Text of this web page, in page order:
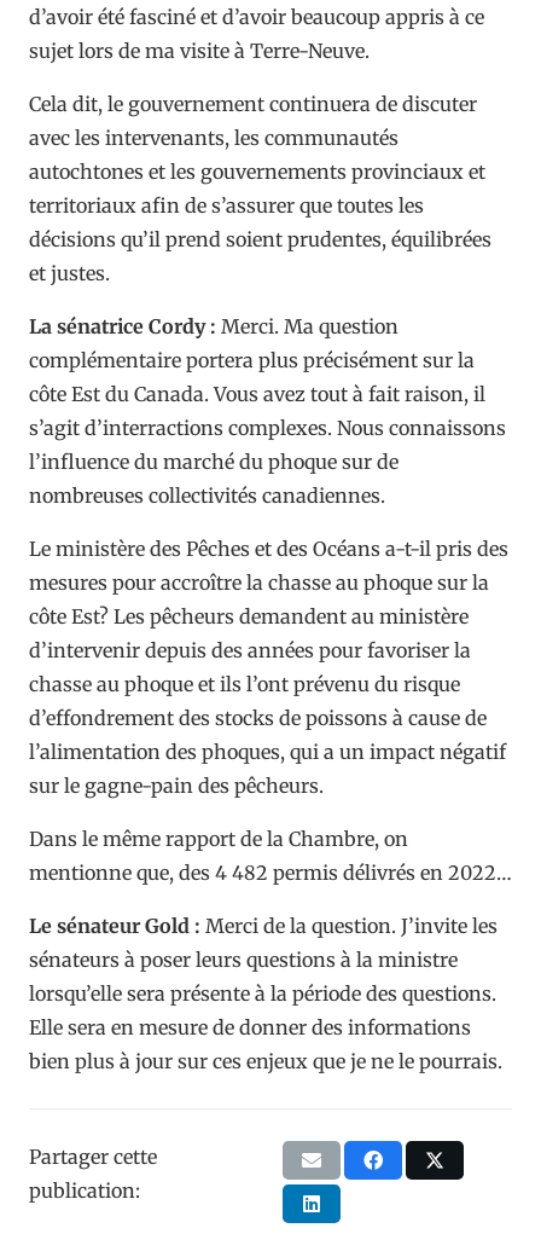
d’avoir été fasciné et d’avoir beaucoup appris à ce
sujet lors de ma visite à Terre-Neuve.
Cela dit, le gouvernement continuera de discuter
avec les intervenants, les communautés
autochtones et les gouvernements provinciaux et
territoriaux afin de s’assurer que toutes les
décisions qu’il prend soient prudentes, équilibrées
et justes.
La sénatrice Cordy : Merci. Ma question
complémentaire portera plus précisément sur la
côte Est du Canada. Vous avez tout à fait raison, il
s’agit d’interractions complexes. Nous connaissons
l’influence du marché du phoque sur de
nombreuses collectivités canadiennes.
Le ministère des Pêches et des Océans a-t-il pris des
mesures pour accroître la chasse au phoque sur la
côte Est? Les pêcheurs demandent au ministère
d’intervenir depuis des années pour favoriser la
chasse au phoque et ils l’ont prévenu du risque
d’effondrement des stocks de poissons à cause de
l’alimentation des phoques, qui a un impact négatif
sur le gagne-pain des pêcheurs.
Dans le même rapport de la Chambre, on
mentionne que, des 4 482 permis délivrés en 2022…
Le sénateur Gold : Merci de la question. J’invite les
sénateurs à poser leurs questions à la ministre
lorsqu’elle sera présente à la période des questions.
Elle sera en mesure de donner des informations
bien plus à jour sur ces enjeux que je ne le pourrais.
Partager cette
publication: